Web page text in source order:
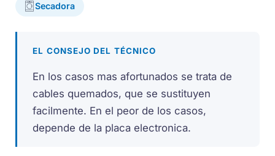
Secadora
EL CONSEJO DEL TÉCNICO
En los casos mas afortunados se trata de
cables quemados, que se sustituyen
facilmente. En el peor de los casos,
depende de la placa electronica.